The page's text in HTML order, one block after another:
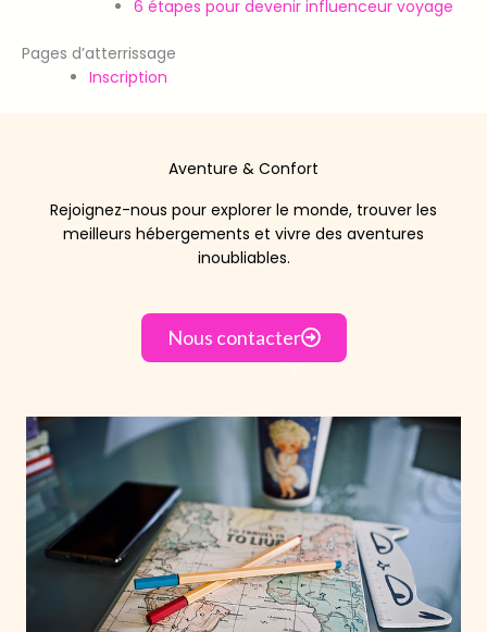
6 étapes pour devenir influenceur voyage
Pages d’atterrissage
Inscription
Aventure & Confort
Rejoignez-nous pour explorer le monde, trouver les
meilleurs hébergements et vivre des aventures
inoubliables.
Nous contacter